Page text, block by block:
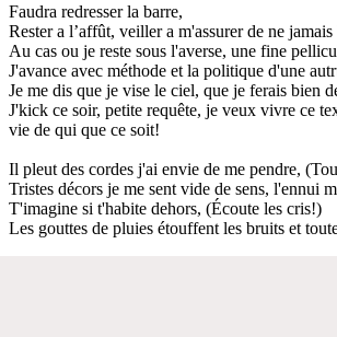
Faudra redresser la barre,
Rester a l’affût, veiller a m'assurer de ne jamais
Au cas ou je reste sous l'averse, une fine
J'avance avec méthode et la politique d'une
Je me dis que je vise le ciel, que je ferais bien
J'kick ce soir, petite requête, je veux vivre ce
vie de qui que ce soit!
Il pleut des cordes j'ai envie de me pendre,
Tristes décors je me sent vide de sens, l'ennui
T'imagine si t'habite dehors, (Écoute les cris!)
Les gouttes de pluies étouffent les bruits et